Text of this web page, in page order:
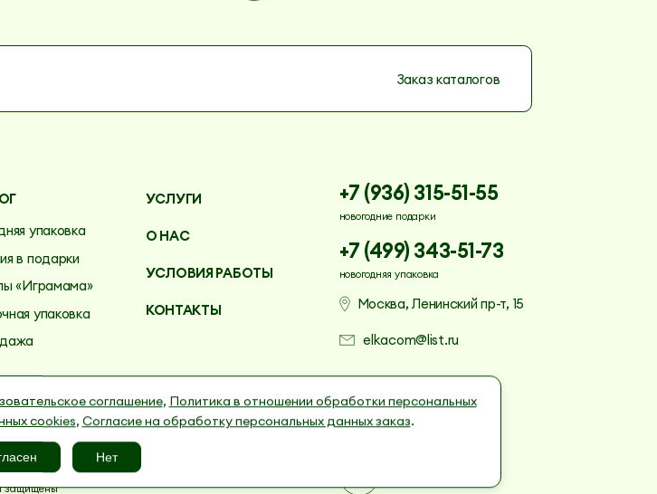
соглашение, Политика в отношении обработки персональных
cookies, Согласие на обработку персональных данных заказ.
Нет
упаковка
в подарки
«Играмама»
упаковка
УСЛУГИ
О НАС
УСЛОВИЯ РАБОТЫ
КОНТАКТЫ
+7 (936) 315-51-55
новогодние подарки
+7 (499) 343-51-73
новогодняя упаковка
Москва, Ленинский пр-т, 15
elkacom@list.ru
персональных данных
на обработку персональных данных заказ
защищены